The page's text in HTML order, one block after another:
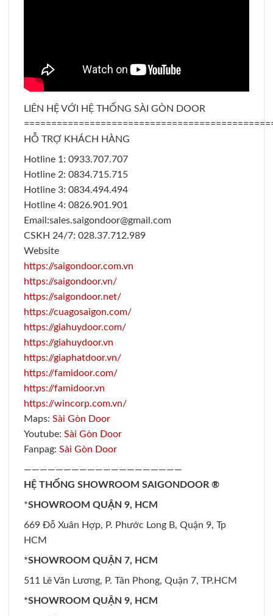
LIÊN HỆ VỚI HỆ THỐNG SÀI GÒN DOOR
HỖ TRỢ KHÁCH HÀNG
Hotline 1: 0933.707.707
Hotline 2: 0834.715.715
Hotline 3: 0834.494.494
Hotline 4: 0826.901.901
Email:sales.saigondoor@gmail.com
CSKH 24/7: 028.37.712.989
Website
https://saigondoor.com.vn
https://saigondoor.vn/
https://saigondoor.net/
https://cuagosaigon.com/
https://giahuydoor.com/
https://giahuydoor.vn
https://giaphatdoor.vn/
https://famidoor.com/
https://famidoor.vn
https://wincorp.com.vn/
Maps: Sài Gòn Door
Youtube: Sài Gòn Door
Fanpag: Sài Gòn Door
————————————————————
HỆ THỐNG SHOWROOM SAIGONDOOR ®
*SHOWROOM QUẬN 9, HCM
669 Đỗ Xuân Hợp, P. Phước Long B, Quận 9, Tp
HCM
*SHOWROOM QUẬN 7, HCM
511 Lê Văn Lương, P. Tân Phong, Quận 7, TP.HCM
*SHOWROOM QUẬN 9, HCM